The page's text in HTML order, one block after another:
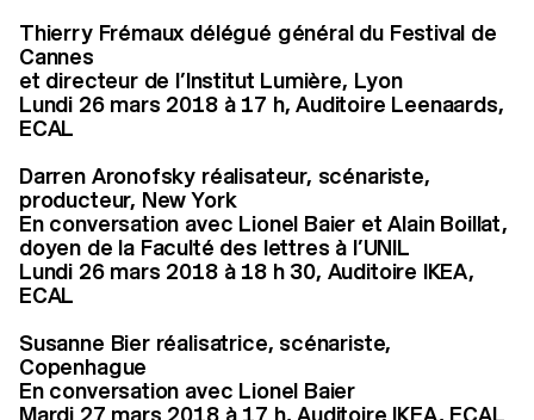
Thierry Frémaux délégué général du Festival de
Cannes
et directeur de l’Institut Lumière, Lyon
Lundi 26 mars 2018 à 17 h, Auditoire Leenaards,
ECAL
Darren Aronofsky réalisateur, scénariste,
producteur, New York
En conversation avec Lionel Baier et Alain Boillat,
doyen de la Faculté des lettres à l’UNIL
Lundi 26 mars 2018 à 18 h 30, Auditoire IKEA,
ECAL
Susanne Bier réalisatrice, scénariste,
Copenhague
En conversation avec Lionel Baier
Mardi 27 mars 2018 à 17 h, Auditoire IKEA, ECAL